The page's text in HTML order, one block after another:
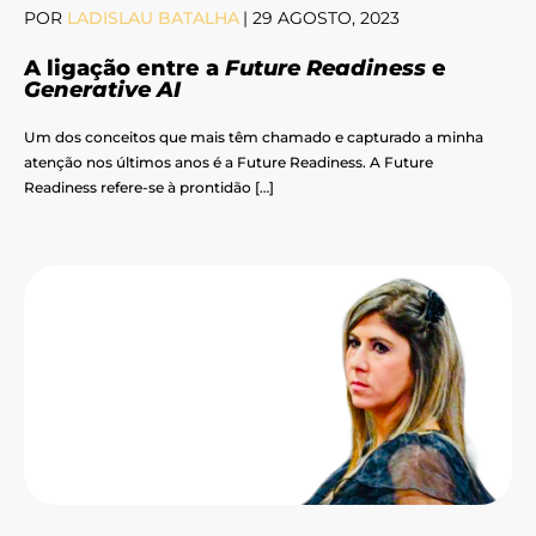
POR LADISLAU BATALHA | 29 AGOSTO, 2023
A ligação entre a Future Readiness e
Generative AI
Um dos conceitos que mais têm chamado e capturado a minha
atenção nos últimos anos é a Future Readiness. A Future
Readiness refere-se à prontidão […]